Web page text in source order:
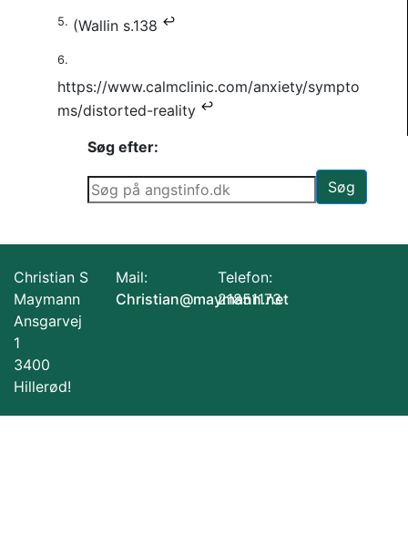
5. (Wallin s.138 ↩
6.
https://www.calmclinic.com/anxiety/sympto
ms/distorted-reality ↩
Søg efter:
Christian S
Maymann
Ansgarvej
1
3400
Hillerød!
Mail:
Christian@maymann.net
Telefon:
21851173